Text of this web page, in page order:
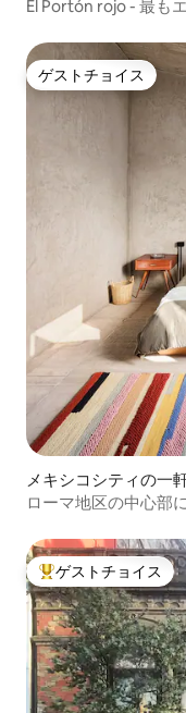
El Portón rojo - 最も
ゲストチョイス
ゲストチョイス
メキシコシティの一
ローマ地区の中心部
大好評のゲストチョ
ゲストチョイス